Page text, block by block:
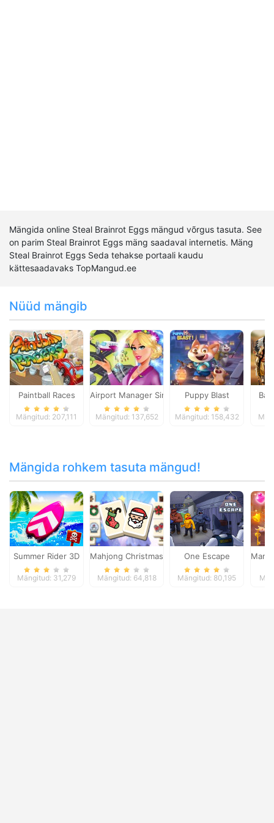
Mängida online Steal Brainrot Eggs mängud võrgus tasuta. See
on parim Steal Brainrot Eggs mäng saadaval internetis. Mäng
Steal Brainrot Eggs Seda tehakse portaali kaudu
kättesaadavaks TopMangud.ee
Nüüd mängib
Paintball Races
Mängitud: 207,111
Airport Manager Simulator
Mängitud: 137,652
Puppy Blast
Mängitud: 158,432
Mängida rohkem tasuta mängud!
Summer Rider 3D
Mängitud: 31,279
Mahjong Christmas Holiday
Mängitud: 64,818
One Escape
Mängitud: 80,195